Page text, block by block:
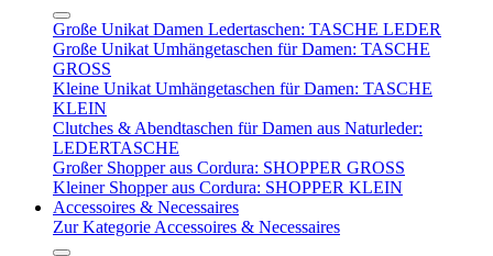
Große Unikat Damen Ledertaschen: TASCHE LEDER
Große Unikat Umhängetaschen für Damen: TASCHE
GROSS
Kleine Unikat Umhängetaschen für Damen: TASCHE
KLEIN
Clutches & Abendtaschen für Damen aus Naturleder:
LEDERTASCHE
Großer Shopper aus Cordura: SHOPPER GROSS
Kleiner Shopper aus Cordura: SHOPPER KLEIN
Accessoires & Necessaires
Zur Kategorie Accessoires & Necessaires